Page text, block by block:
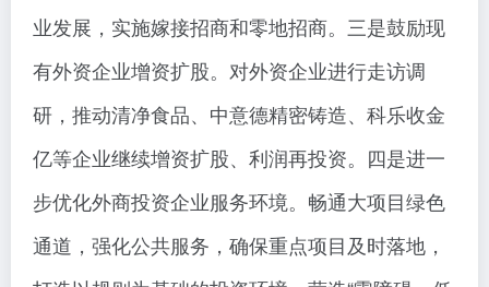
业发展，实施嫁接招商和零地招商。三是鼓励现
有外资企业增资扩股。对外资企业进行走访调
研，推动清净食品、中意德精密铸造、科乐收金
亿等企业继续增资扩股、利润再投资。四是进一
步优化外商投资企业服务环境。畅通大项目绿色
通道，强化公共服务，确保重点项目及时落地，